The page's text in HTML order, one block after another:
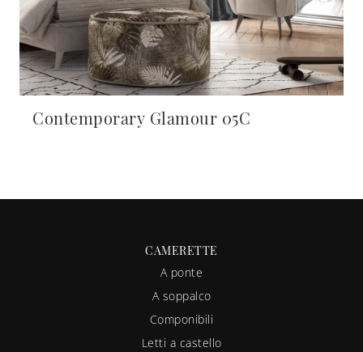
Contemporary Glamour 05C
CAMERETTE
A ponte
A soppalco
Componibili
Letti a castello